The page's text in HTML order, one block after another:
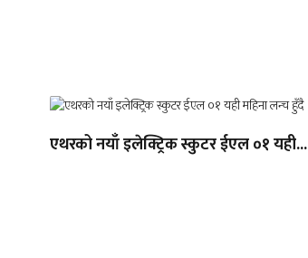
एथरको नयाँ इलेक्ट्रिक स्कुटर ईएल ०१ यही...